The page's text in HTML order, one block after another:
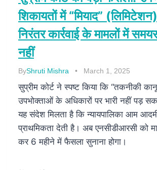
शिकायतों में “मियाद”
निरंतर कार्रवाई के मामलों में
नहीं
ByShruti Mishra March 1, 2025
सुप्रीम कोर्ट ने स्पष्ट किया कि “तकनीकी
उपभोक्ताओं के अधिकारों पर भारी नहीं पड़
यह संदेश मिलता है कि न्यायपालिका आम
प्राथमिकता देती है। अब एनसीडीआरसी को
कर 6 महीने में फैसला सुनाना होगा।